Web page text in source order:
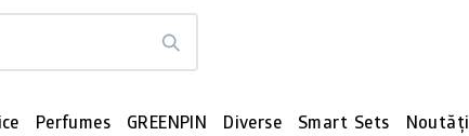
Perfumes GREENPIN Diverse Smart Sets Noutăți